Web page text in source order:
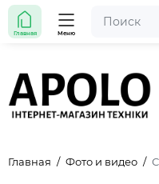
Главная Меню
Главная Фото и видео